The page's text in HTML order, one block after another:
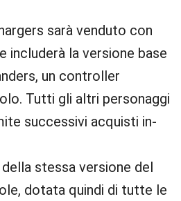
sarà venduto con
includerà la versione base
un controller
Tutti gli altri personaggi
successivi acquisti in-
stessa versione del
dotata quindi di tutte le